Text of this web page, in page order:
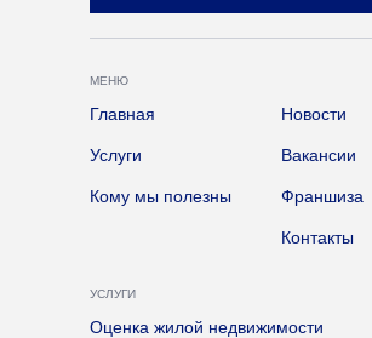
УСЛУГИ
Главная
Услуги
Оценка жилой недвижимости
Новости
Вакансии
Франшиза
МЕНЮ
Кому мы полезны
Контакты